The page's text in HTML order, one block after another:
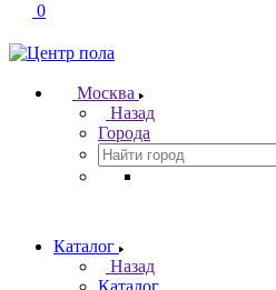
0
Москва
Назад
Города
Каталог
Назад
Каталог